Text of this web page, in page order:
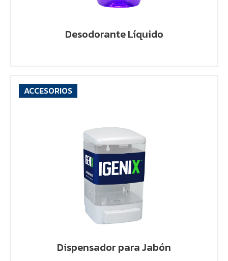
Desodorante Líquido
VER PRODUCTO
ACCESORIOS
Dispensador para Jabón